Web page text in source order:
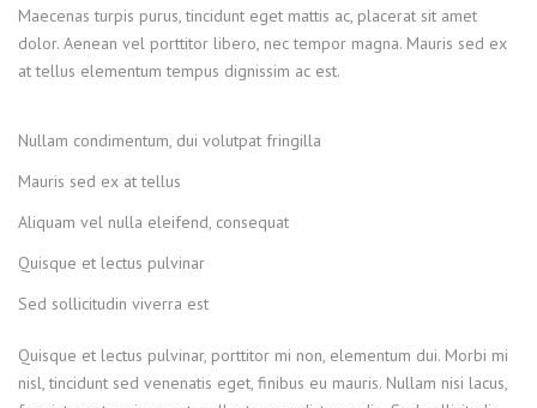
Maecenas turpis purus, tincidunt eget mattis ac, placerat sit amet
dolor. Aenean vel porttitor libero, nec tempor magna. Mauris sed ex
at tellus elementum tempus dignissim ac est.
Nullam condimentum, dui volutpat fringilla
Mauris sed ex at tellus
Aliquam vel nulla eleifend, consequat
Quisque et lectus pulvinar
Sed sollicitudin viverra est
Quisque et lectus pulvinar, porttitor mi non, elementum dui. Morbi mi
nisl, tincidunt sed venenatis eget, finibus eu mauris. Nullam nisi lacus,